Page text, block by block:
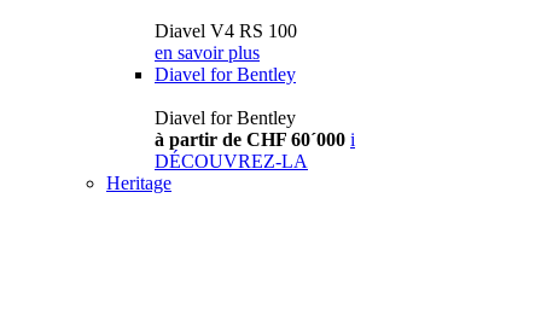
Diavel V4 RS 100
en savoir plus
Diavel for Bentley
Diavel for Bentley
à partir de CHF 60´000 i
DÉCOUVREZ-LA
Heritage